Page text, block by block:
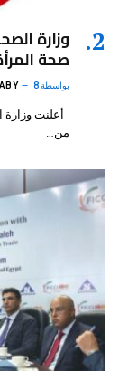
صحة
بواسطة8 أغسطس، 2026
من…